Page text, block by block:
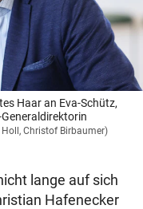
Haar an Eva-Schütz,
Christof Birbaumer)
lange auf sich
Hafenecker